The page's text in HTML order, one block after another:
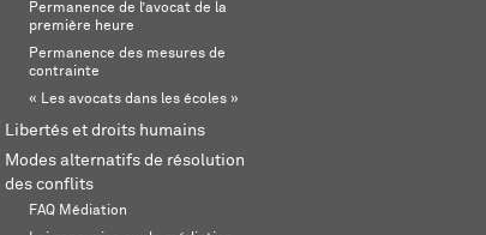
Permanence de l’avocat de la
première heure
Permanence des mesures de
contrainte
« Les avocats dans les écoles »
Libertés et droits humains
Modes alternatifs de résolution
des conflits
FAQ Médiation